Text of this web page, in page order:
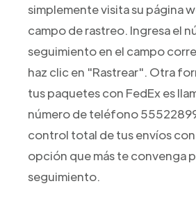
simplemente visita su página
campo de rastreo. Ingresa el
seguimiento en el campo
haz clic en "Rastrear". Otra
tus paquetes con FedEx es
número de teléfono
control total de tus envíos con
opción que más te convenga
seguimiento.